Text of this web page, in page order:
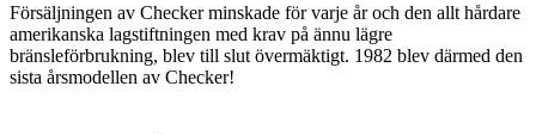
Försäljningen av Checker minskade för varje år och den allt hårdare
amerikanska lagstiftningen med krav på ännu lägre
bränsleförbrukning, blev till slut övermäktigt. 1982 blev därmed den
sista årsmodellen av Checker!